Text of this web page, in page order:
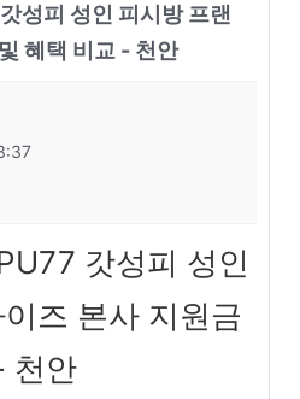
성피 성인 피시방 프랜
혜택 비교 - 천안
갓성피 성인
즈 본사 지원금
천안